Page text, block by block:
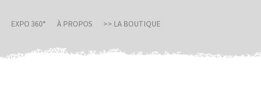
EXPO 360° À PROPOS >> LA BOUTIQUE